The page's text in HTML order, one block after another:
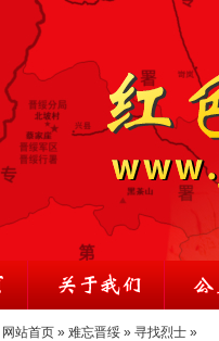
网站首页 » 难忘晋绥 » 寻找烈士 »